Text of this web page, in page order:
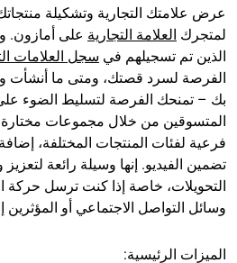
عرض علامتك التجارية وتشكيلة
لمتجرك العلامة التجارية على أمازون.
الذين تم تسجيلهم في سجل العلامات
الفرصة لسرد قصتك، ومتى ما أنشأت
بك – تمنحك الفرصة لتسليط الضوء على
المتسوقين من خلال مجموعات
فرعية لفئات المنتجات المختلفة،
تضمين الفيديو. إنها وسيلة رائعة لتعزيز
التحويلات، خاصة إذا كنت ترسل حركة
وسائل التواصل الاجتماعي أو
الميزات الرئيسية: